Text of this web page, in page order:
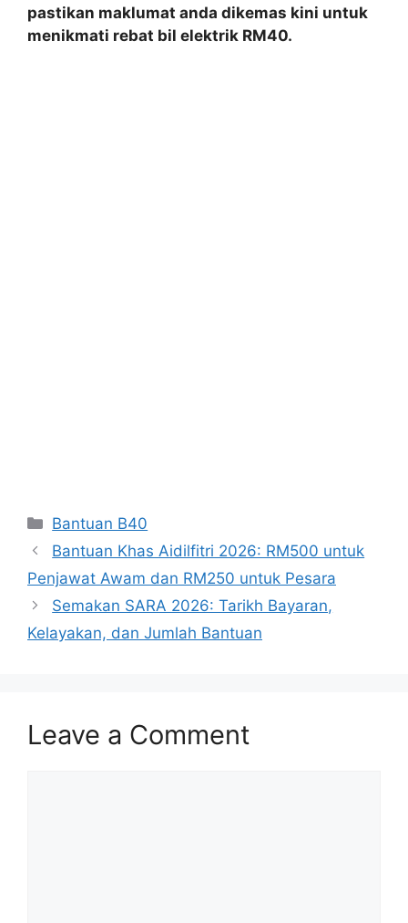
pastikan maklumat anda dikemas kini untuk
menikmati rebat bil elektrik RM40.
Categories
Bantuan B40
Bantuan Khas Aidilfitri 2026: RM500 untuk
Penjawat Awam dan RM250 untuk Pesara
Semakan SARA 2026: Tarikh Bayaran,
Kelayakan, dan Jumlah Bantuan
Leave a Comment